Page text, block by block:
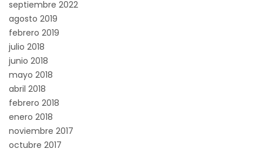
septiembre 2022
agosto 2019
febrero 2019
julio 2018
junio 2018
mayo 2018
abril 2018
febrero 2018
enero 2018
noviembre 2017
octubre 2017